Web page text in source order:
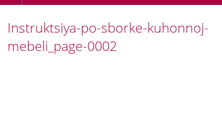
Instruktsiya-po-sborke-kuhonnoj-
mebeli_page-0002